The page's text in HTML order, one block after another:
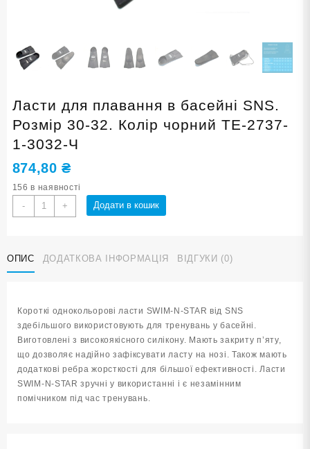
Ласти для плавання в басейні SNS.
Розмір 30-32. Колір чорний TE-2737-
1-3032-Ч
874,80₴
156 в наявності
-
Ласти
для
басейні
SNS.
+ Додати в кошик
ОПИС ДОДАТКОВА ІНФОРМАЦІЯ ВІДГУКИ (0)
Короткі однокольорові ласти SWIM-N-STAR від SNS
здебільшого використовують для тренувань у басейні.
Виготовлені з високоякісного силікону. Мають закриту п’яту,
що дозволяє надійно зафіксувати ласту на нозі. Також мають
додаткові ребра жорсткості для більшої ефективності. Ласти
SWIM-N-STAR зручні у використанні і є незамінним
помічником під час тренувань.